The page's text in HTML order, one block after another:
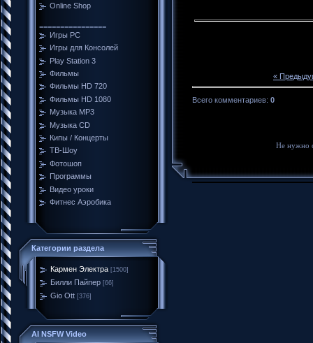
Online Shop
================
Игры PC
Игры для Консолей
Play Station 3
Фильмы
Фильмы HD 720
Фильмы HD 1080
Музыка MP3
Музыка CD
Кипы / Концерты
ТВ-Шоу
Фотошоп
Программы
Видео уроки
Фитнес Аэробика
Категории раздела
Кармен Электра [1500]
Билли Пайпер [66]
Gio Ott [376]
AI NSFW Video
«
Всего комментариев: 0
Не нужно